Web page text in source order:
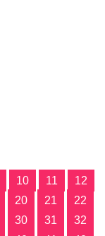
10 11
12
20 21
22
30 31
32